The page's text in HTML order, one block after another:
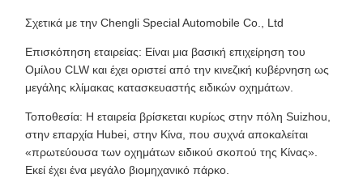
Σχετικά με την Chengli Special Automobile Co., Ltd
Επισκόπηση εταιρείας: Είναι μια βασική επιχείρηση του
Ομίλου CLW και έχει οριστεί από την κινεζική κυβέρνηση ως
μεγάλης κλίμακας κατασκευαστής ειδικών οχημάτων.
Τοποθεσία: Η εταιρεία βρίσκεται κυρίως στην πόλη Suizhou,
στην επαρχία Hubei, στην Κίνα, που συχνά αποκαλείται
«πρωτεύουσα των οχημάτων ειδικού σκοπού της Κίνας».
Εκεί έχει ένα μεγάλο βιομηχανικό πάρκο.